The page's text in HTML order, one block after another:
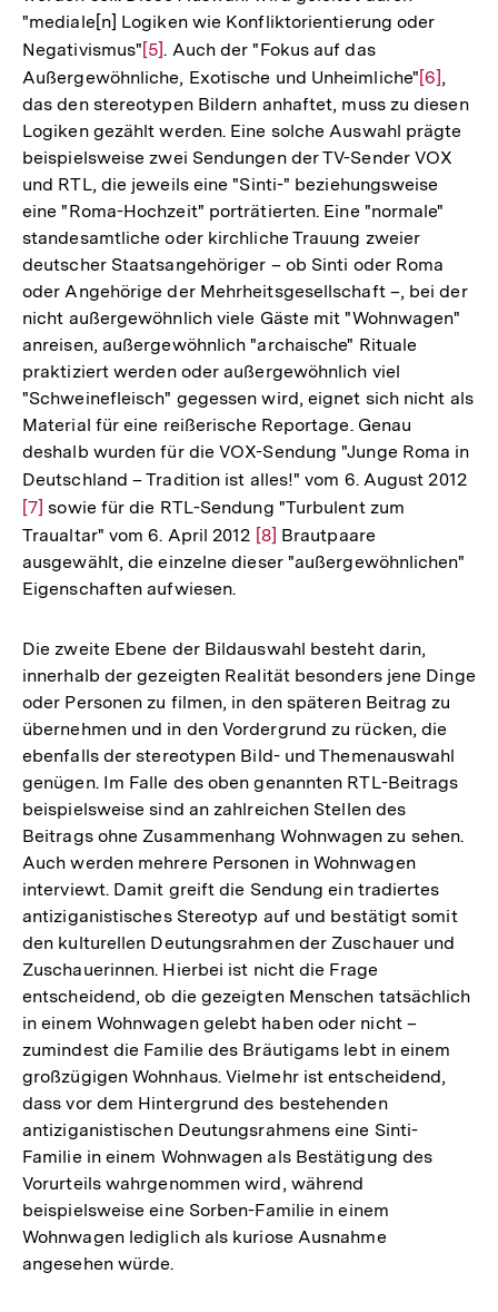
"mediale[n] Logiken wie Konfliktorientierung oder
Negativismus" Zur
Auflösung
der
Fußnote
[5]. Auch der "Fokus auf das
Außergewöhnliche, Exotische und Unheimliche" Zur
der
Fußnote
[6] ,
das den stereotypen Bildern anhaftet, muss zu diesen
Logiken gezählt werden. Eine solche Auswahl prägte
beispielsweise zwei Sendungen der TV-Sender VOX
und RTL, die jeweils eine "Sinti-" beziehungsweise
eine "Roma-Hochzeit" porträtierten. Eine "normale"
standesamtliche oder kirchliche Trauung zweier
deutscher Staatsangehöriger – ob Sinti oder Roma
oder Angehörige der Mehrheitsgesellschaft –, bei der
nicht außergewöhnlich viele Gäste mit "Wohnwagen"
anreisen, außergewöhnlich "archaische" Rituale
praktiziert werden oder außergewöhnlich viel
"Schweinefleisch" gegessen wird, eignet sich nicht als
Material für eine reißerische Reportage. Genau
deshalb wurden für die VOX-Sendung "Junge Roma in
Deutschland – Tradition ist alles!" vom 6. August 2012Zur
[7] sowie für die RTL-Sendung "Turbulent zum
Traualtar" vom 6. April 2012 Zur
Auflösung
[8] Brautpaare
ausgewählt, die einzelne dieser "außergewöhnlichen"
Eigenschaften aufwiesen.
Die zweite Ebene der Bildauswahl besteht darin,
innerhalb der gezeigten Realität besonders jene Dinge
oder Personen zu filmen, in den späteren Beitrag zu
übernehmen und in den Vordergrund zu rücken, die
ebenfalls der stereotypen Bild- und Themenauswahl
genügen. Im Falle des oben genannten RTL-Beitrags
beispielsweise sind an zahlreichen Stellen des
Beitrags ohne Zusammenhang Wohnwagen zu sehen.
Auch werden mehrere Personen in Wohnwagen
interviewt. Damit greift die Sendung ein tradiertes
antiziganistisches Stereotyp auf und bestätigt somit
den kulturellen Deutungsrahmen der Zuschauer und
Zuschauerinnen. Hierbei ist nicht die Frage
entscheidend, ob die gezeigten Menschen tatsächlich
in einem Wohnwagen gelebt haben oder nicht –
zumindest die Familie des Bräutigams lebt in einem
großzügigen Wohnhaus. Vielmehr ist entscheidend,
dass vor dem Hintergrund des bestehenden
antiziganistischen Deutungsrahmens eine Sinti-
Familie in einem Wohnwagen als Bestätigung des
Vorurteils wahrgenommen wird, während
beispielsweise eine Sorben-Familie in einem
Wohnwagen lediglich als kuriose Ausnahme
angesehen würde.